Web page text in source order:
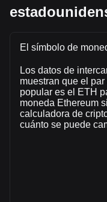
por ETH y tiene una
Ethereum se modificó
volumen de
Más información
Bitget
El símbolo de
Los datos de
muestran que el
popular es el ETH
moneda Ethereum
calculadora de
cuánto se puede